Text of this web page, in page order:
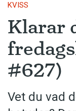
KVISS
Klarar
#627)
Vet du vad